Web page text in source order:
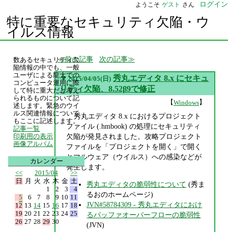
ようこそ ゲスト さん ログイン
特に重要なセキュリティ欠陥・ウ
イルス情報
前の記事 次の記事
▼ 2015/04/05(日) 秀丸エディタ 8.x にセキュ
リティ欠陥、8.52β9で修正
【Windows】
秀丸エディタ 8.x におけるプロジェクト
ファイル (.hmbook) の処理にセキュリティ
欠陥が発見されました。攻略プロジェクト
ファイルを「プロジェクトを開く」で開く
とマルウェア（ウイルス）への感染などが
発生します。
秀丸エディタの脆弱性について (秀ま
るおのホームページ)
JVN#58784309 - 秀丸エディタにおけ
るバッファオーバーフローの脆弱性
(JVN)
数あるセキュリティ欠
陥情報の中でも、一般
ユーザによる龍大での
コンピュータ運用に際
して特に重大だと考え
られるものについて記
述します。緊急のウイ
ルス関連情報について
もここに記述します。
記事一覧
印刷用の表示
画像アルバム
カレンダー
<<
2015/04
>>
日
月 火 水 木 金 土
1
2 3
4
5
6 7 8 9 10 11
12 13 14 15 16 17 18
19 20 21 22 23 24 25
26 27 28 29 30